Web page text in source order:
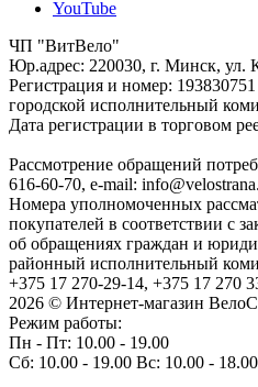
YouTube
ЧП "ВитВело"
Юр.адрес: 220030, г. Минск, ул.
Регистрация и номер:
городской исполнительный
Дата регистрации в торговом
Рассмотрение обращений
616-60-70, e-mail:
Номера уполномоченных
покупателей в соответствии с
об обращениях граждан и
районный исполнительный
+375 17 270-29-14, +375 17 270
2026 © Интернет-магазин
Режим работы:
Пн - Пт: 10.00 - 19.00
Сб: 10.00 - 19.00 Вс: 10.00 - 18.00